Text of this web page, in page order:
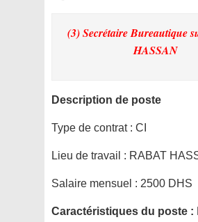
(3) Secrétaire Bureautique
HASSAN
Description de poste
Type de contrat : CI
Lieu de travail : RABAT
Salaire mensuel : 2500 DHS
Caractéristiques du poste :